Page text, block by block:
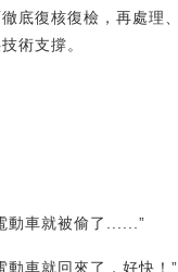
底復核復檢，再處理
術支撐。
動車就被偷了......”
動車就回來了，好快！”